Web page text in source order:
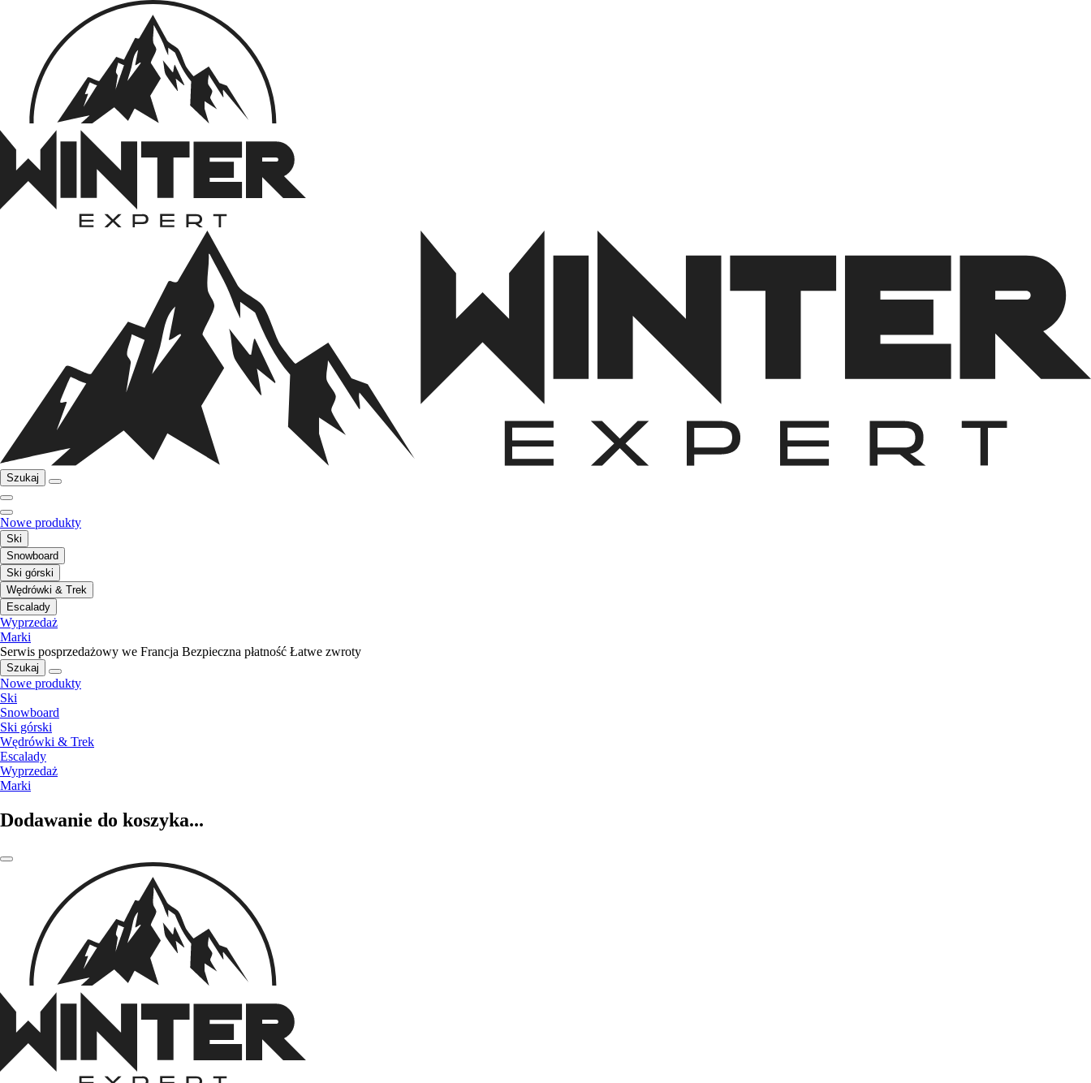
Szukaj
Nowe produkty
Ski
Snowboard
Ski górski
Wędrówki & Trek
Escalady
Wyprzedaż
Marki
Serwis posprzedażowy we Francja Bezpieczna płatność Łatwe zwroty
Szukaj
Nowe produkty
Ski
Snowboard
Ski górski
Wędrówki & Trek
Escalady
Wyprzedaż
Marki
Dodawanie do koszyka...